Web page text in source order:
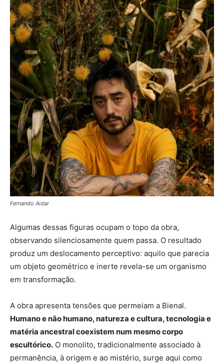
Fernando Aidar
Algumas dessas figuras ocupam o topo da obra,
observando silenciosamente quem passa. O resultado
produz um deslocamento perceptivo: aquilo que parecia
um objeto geométrico e inerte revela-se um organismo
em transformação.
A obra apresenta tensões que permeiam a Bienal.
Humano e não humano, natureza e cultura, tecnologia e
matéria ancestral coexistem num mesmo corpo
escultórico. O monolito, tradicionalmente associado à
permanência, à origem e ao mistério, surge aqui como